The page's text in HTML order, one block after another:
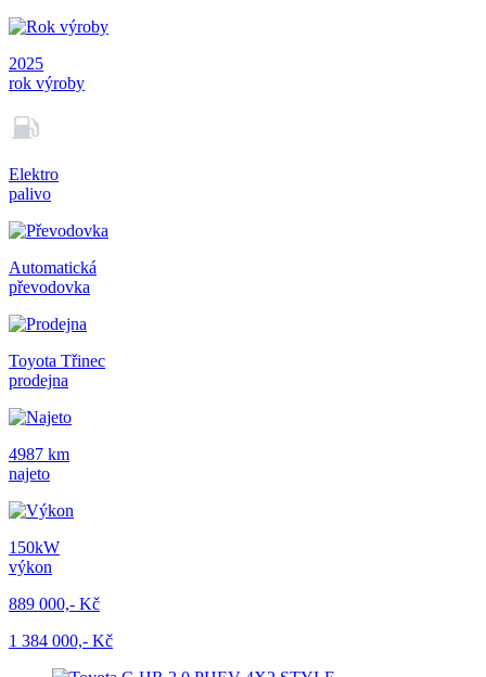
2025
rok výroby
Elektro
palivo
Automatická
převodovka
Toyota Třinec
prodejna
4987 km
najeto
150kW
výkon
889 000,- Kč
1 384 000,- Kč